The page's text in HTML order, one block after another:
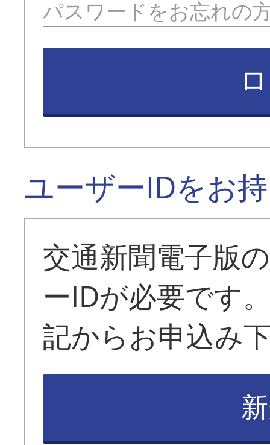
パスワードをお忘れの
ユーザーIDをお
交通新聞電子版
ーIDが必要です
記からお申込み